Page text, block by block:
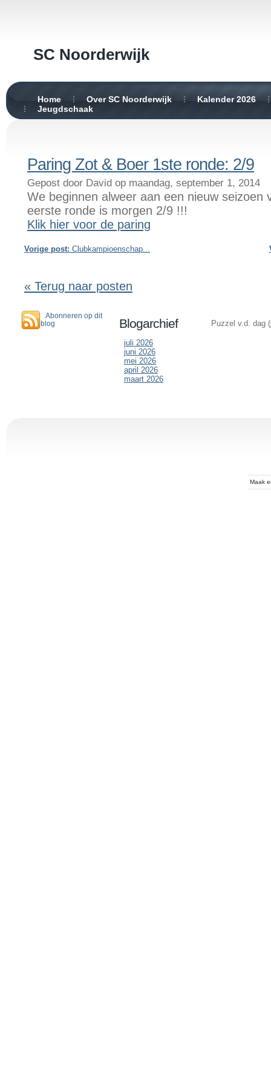
SC Noorderwijk
Home Over SC Noorderwijk
Kalender 2026
Jeugdschaak
Paring Zot & Boer 1ste ronde: 2/9
Gepost door David op maandag, september 1, 2014
We beginnen alweer aan een nieuw seizoen
eerste ronde is morgen 2/9 !!!
Klik hier voor de paring
Vorige post: Clubkampioenschap...
« Terug naar posten
Abonneren op dit
blog
Blogarchief
juli 2026
juni 2026
mei 2026
april 2026
maart 2026
Puzzel v.d. dag (
Maak